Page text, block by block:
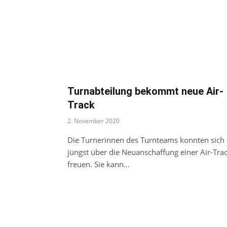
Turnabteilung bekommt neue Air-
Track
2. November 2020
Die Turnerinnen des Turnteams konnten sich
jüngst über die Neuanschaffung einer Air-
freuen. Sie kann…